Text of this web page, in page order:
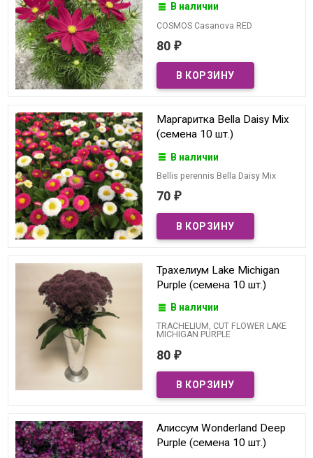
В наличии
COSMOS Casanova RED
80 ₽
Маргаритка Bella Daisy Mix
(семена 10 шт.)
В наличии
Bellis perennis Bella Daisy Mix
70 ₽
Трахелиум Lake Michigan
Purple (семена 10 шт.)
В наличии
TRACHELIUM, CUT FLOWER LAKE
MICHIGAN PURPLE
80 ₽
Алиссум Wonderland Deep
Purple (семена 10 шт.)